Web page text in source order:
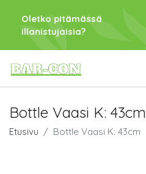
Oletko pitämässä
illanistujaisia?
Bottle Vaasi K: 43cm
Etusivu Bottle Vaasi K: 43cm